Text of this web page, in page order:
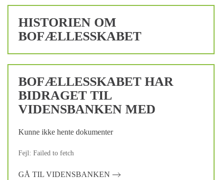
HISTORIEN OM
BOFÆLLESSKABET
BOFÆLLESSKABET HAR
BIDRAGET TIL
VIDENSBANKEN MED
Kunne ikke hente dokumenter
Fejl: Failed to fetch
GÅ TIL VIDENSBANKEN